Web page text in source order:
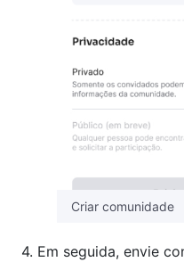
Criar comunidade
4. Em seguida, envie